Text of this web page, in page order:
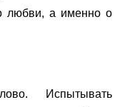
любви, а именно о
Испытывать